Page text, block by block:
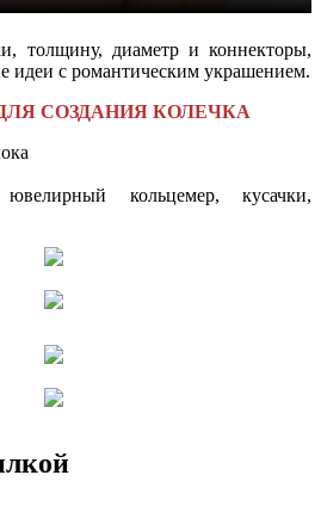
толщину, диаметр и коннекторы,
идеи с романтическим украшением.
СОЗДАНИЯ КОЛЕЧКА
кольцемер, кусачки,